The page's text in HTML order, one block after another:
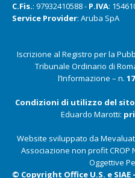
C.Fis.: 97932410588 - P.IVA:
Service Provider: Aruba SpA
Iscrizione al Registro per la
Tribunale Ordinario di
l’Informazione – n.
Condizioni di utilizzo del
Eduardo Marotti:
Website sviluppato da
Associazione non profit CROP
Oggettive
© Copyright Office U.S. e SIAE